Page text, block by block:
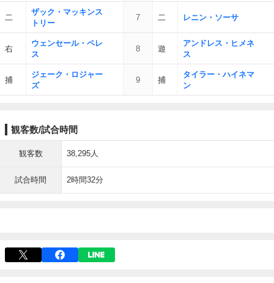
二
ザック・マッキンス
トリー
7 二 レニン・ソーサ
右
ウェンセール・ペレ
ス
8 遊
アンドレス・ヒメネ
ス
捕
ジェーク・ロジャー
ズ
9 捕
タイラー・ハイネマ
ン
観客数/試合時間
観客数 38,295人
試合時間 2時間32分